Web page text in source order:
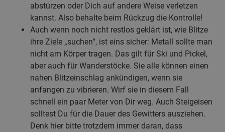
abstürzen oder Dich auf andere Weise verletzen
kannst. Also behalte beim Rückzug die Kontrolle!
Auch wenn noch nicht restlos geklärt ist, wie Blitze
ihre Ziele „suchen“, ist eins sicher: Metall sollte man
nicht am Körper tragen. Das gilt für Ski und Pickel,
aber auch für Wanderstöcke. Sie alle können einen
nahen Blitzeinschlag ankündigen, wenn sie
anfangen zu vibrieren. Wirf sie in diesem Fall
schnell ein paar Meter von Dir weg. Auch Steigeisen
solltest Du für die Dauer des Gewitters ausziehen.
Denk hier bitte trotzdem immer daran, dass